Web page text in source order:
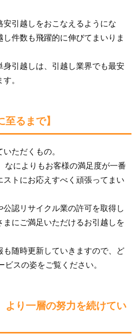
安引越しをおこなえるようにな
し件数も飛躍的に伸びてまいりま
身引越しは、引越し業界でも最安
。
至るまで】
ただくもの。
なによりもお客様の満足度が一番
トにお応えすべく頑張ってまい
認リサイクル業の許可を取得し
まにご満足いただけるお引越しを
も随時更新していきますので、ど
ビスの姿をご覧ください。
より一層の努力を続けてい